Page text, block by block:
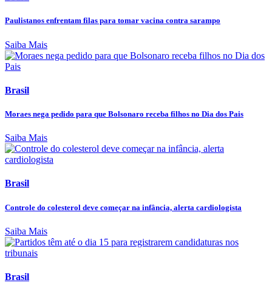
Paulistanos enfrentam filas para tomar vacina contra sarampo
Saiba Mais
Brasil
Moraes nega pedido para que Bolsonaro receba filhos no Dia dos Pais
Saiba Mais
Brasil
Controle do colesterol deve começar na infância, alerta cardiologista
Saiba Mais
Brasil